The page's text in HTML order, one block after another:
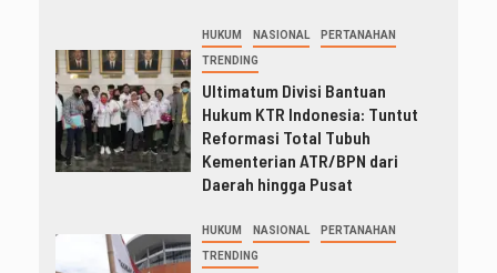
HUKUM NASIONAL PERTANAHAN
TRENDING
Ultimatum Divisi Bantuan
Hukum KTR Indonesia: Tuntut
Reformasi Total Tubuh
Kementerian ATR/BPN dari
Daerah hingga Pusat
HUKUM NASIONAL PERTANAHAN
TRENDING